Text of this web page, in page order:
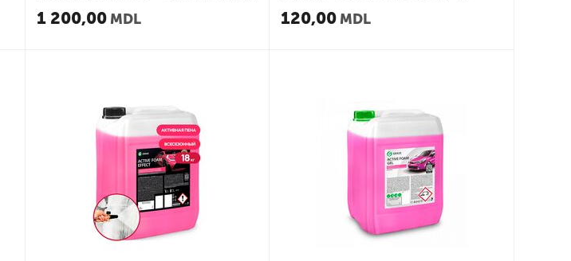
1 200,00 MDL 120,00 MDL